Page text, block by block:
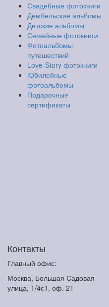
Свадебные фотокниги
Дембельские альбомы
Детские альбомы
Семейные фотокниги
Фотоальбомы
путешествий
Love-Story фотокниги
Юбилейные
фотоальбомы
Подарочные
сертификаты
Контакты
Главный офис:
Москва, Большая Садовая
улица, 1/4с1, оф. 21